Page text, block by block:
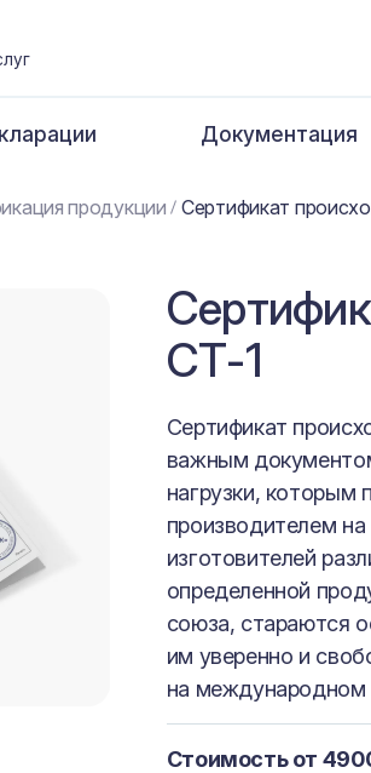
Документация
продукции Сертификат
СТ-1
Сертификат
важным
нагрузки, которым
производителем
изготовителей
определенной
союза, стараются
им уверенно и
на международном
Стоимость от